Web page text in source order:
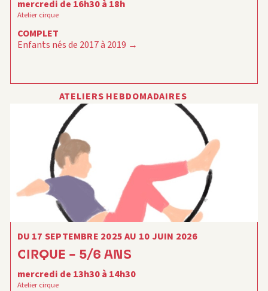
mercredi de 16h30 à 18h
Atelier cirque
COMPLET
Enfants nés de 2017 à 2019
ATELIERS HEBDOMADAIRES
DU 17 SEPTEMBRE 2025 AU 10 JUIN 2026
CIRQUE – 5/6 ANS
mercredi de 13h30 à 14h30
Atelier cirque